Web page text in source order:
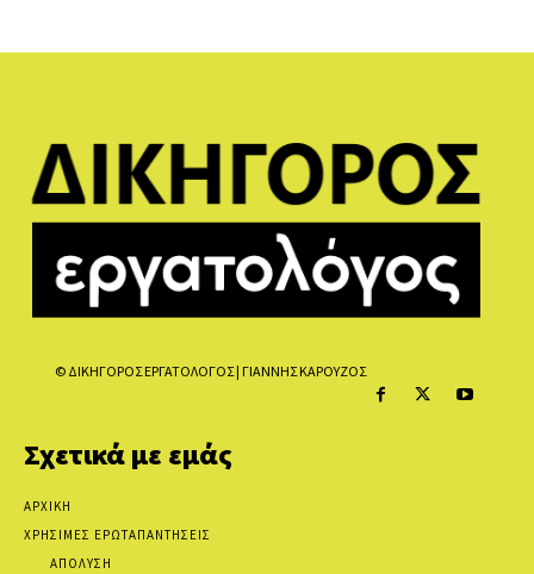
© ΔΙΚΗΓΟΡΟΣ ΕΡΓΑΤΟΛΟΓΟΣ | ΓΙΑΝΝΗΣ ΚΑΡΟΥΖΟΣ
Σχετικά με εμάς
ΑΡΧΙΚΗ
ΧΡΗΣΙΜΕΣ ΕΡΩΤΑΠΑΝΤΗΣΕΙΣ
ΑΠΟΛΥΣΗ